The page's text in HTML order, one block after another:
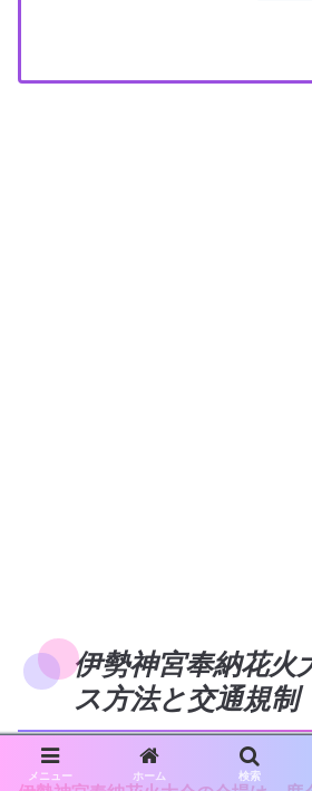
伊勢神宮奉納花火
ス方法と交通規制
メニュー ホーム 検索